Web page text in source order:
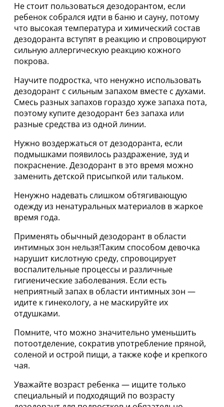
Не стоит пользоваться дезодорантом, если
ребенок собрался идти в баню и сауну, потому
что высокая температура и химический состав
дезодоранта вступят в реакцию и спровоцируют
сильную аллергическую реакцию кожного
покрова.
Научите подростка, что ненужно использовать
дезодорант с сильным запахом вместе с духами.
Смесь разных запахов гораздо хуже запаха пота,
поэтому купите дезодорант без запаха или
разные средства из одной линии.
Нужно воздержаться от дезодоранта, если
подмышками появилось раздражение, зуд и
покраснение. Дезодорант в это время можно
заменить детской присыпкой или тальком.
Ненужно надевать слишком обтягивающую
одежду из ненатуральных материалов в жаркое
время года.
Применять обычный дезодорант в области
интимных зон нельзя!Таким способом девочка
нарушит кислотную среду, спровоцирует
воспалительные процессы и различные
гигиенические заболевания. Если есть
неприятный запах в области интимных зон —
идите к гинекологу, а не маскируйте их
отдушками.
Помните, что можно значительно уменьшить
потоотделение, сократив употребление пряной,
соленой и острой пищи, а также кофе и крепкого
чая.
Уважайте возраст ребенка — ищите только
специальный и подходящий по возрасту